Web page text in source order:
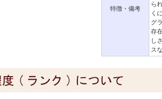
特徴・備考
ら
く
グ
存
し
ス